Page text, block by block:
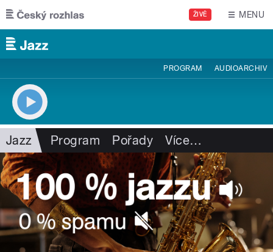
Přejít k hlavnímu obsahu
ŽIVĚ MENU
PROGRAM AUDIOARCHIV
Jazz Program Pořady Více…